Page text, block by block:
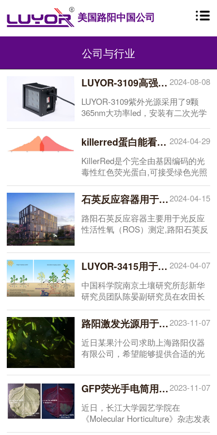
美国路阳中国公司
公司与行业
2024-08-08
LUYOR-3109高强度紫外催化光源促销
LUYOR-3109紫外光源采用了9颗
365nm大功率led，安装有二次光学
斑均匀，铝型材外壳，散热快，配
有台式支架，非常适合材料实验室
和化学实验室进行长时间紫外辐
照，几年来，LUYOR-3109已经销
往多所国内外知名高校，
2024-04-29
killerred蛋白能看到荧光吗
KillerRed是个完全由基因编码的光
毒性红色荧光蛋白,可接受绿色光照
(540~580nm)生成活性氧(ROS),对
DNA、蛋白质、脂肪等造成损伤或
者激发细胞内信号瀑布,影响细胞的
代谢或增殖,甚至诱导细胞死亡,发挥
细胞消融作用。KillerRed作为光遗
KillerRed的基因编码序列与信号肽
序列或亚细胞定位序列融合,可实现
的靶器官、靶细胞、靶蛋白,甚至亚
细胞结构的定位表达,具有高时空精
准性的特点。
2024-04-15
石英反应容器用于光反应性活性氧测定
路阳石英反应容器主要用于光反应
性活性氧（ROS）测定,路阳石英反
塑料盖造成的紫外线损失。路阳石
英反应容器采用3mm厚石英玻璃盖
板，紫外线通过率能够到达90%以
上，配备手拧螺丝无需借助工具即
可轻松旋紧。能够完全适配标准96
孔板。标准尺寸为168x86mm。
2024-04-07
LUYOR-3415用于豆科生物固氮的研究
中国科学院南京土壤研究所彭新华
研究员团队陈晏副研究员在农田长
期多样化种植下，种间植物根际对
话调控土壤氮素库容扩增机制方面
取得了进展。相关研究成果
以“Legume rhizodeposition
promotes nitrogen fixation by soil
diversification”为题，在线发表于
Nature Communications 上，文献
中实验是使用LUYOR-3415RG便携
式荧光蛋白激发光源观察GFP在大
豆根系表达。
2023-11-07
路阳激发光源用于果汁中果蝇的筛选
近日某果汁公司求助上海路阳仪器
有限公司，希望能够提供合适的光
幼虫。我公司技术工程师利用全波
段激发光源对果蝇幼虫进行了全光
激发波长，通过合适的观察眼镜能
够方便快捷地筛选果蝇。
2023-11-07
GFP荧光手电筒用于黄桃的研究
近日，长江大学园艺学院在
《Molecular Horticulture》杂志发表
了《Multiomics analysis provides